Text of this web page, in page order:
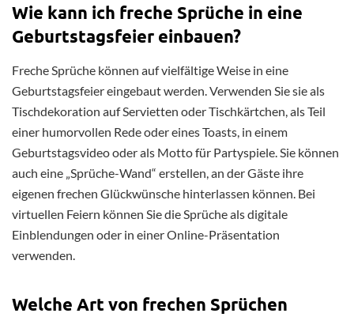
Wie kann ich freche Sprüche in eine
Geburtstagsfeier einbauen?
Freche Sprüche können auf vielfältige Weise in eine
Geburtstagsfeier eingebaut werden. Verwenden Sie sie als
Tischdekoration auf Servietten oder Tischkärtchen, als Teil
einer humorvollen Rede oder eines Toasts, in einem
Geburtstagsvideo oder als Motto für Partyspiele. Sie können
auch eine „Sprüche-Wand“ erstellen, an der Gäste ihre
eigenen frechen Glückwünsche hinterlassen können. Bei
virtuellen Feiern können Sie die Sprüche als digitale
Einblendungen oder in einer Online-Präsentation
verwenden.
Welche Art von frechen Sprüchen